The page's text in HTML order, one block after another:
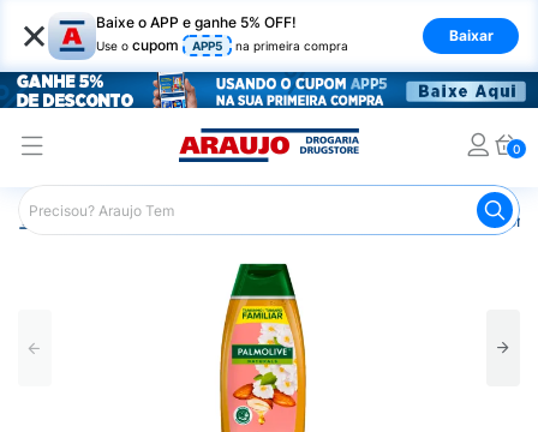
× Baixe o APP e ganhe 5% OFF!
Use o cupom APP5 na primeira compra
Baixar
0
Araujo Higiene Pessoal